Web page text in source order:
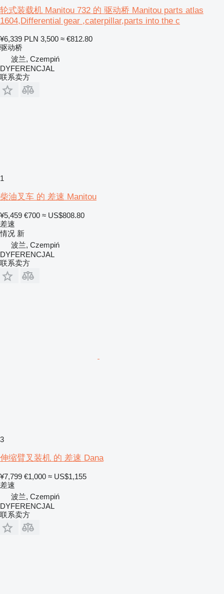
轮式装载机 Manitou 732 的 驱动桥 Manitou parts atlas
1604,Differential gear ,caterpillar,parts into the c
¥6,339 PLN 3,500 ≈ €812.80
驱动桥
波兰, Czempiń
DYFERENCJAL
联系卖方
1
柴油叉车 的 差速 Manitou
¥5,459 €700 ≈ US$808.80
差速
情况 新
波兰, Czempiń
DYFERENCJAL
联系卖方
3
伸缩臂叉装机 的 差速 Dana
¥7,799 €1,000 ≈ US$1,155
差速
波兰, Czempiń
DYFERENCJAL
联系卖方